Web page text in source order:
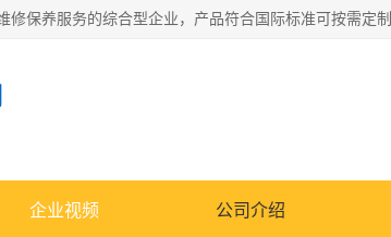
企业视频 公司介绍